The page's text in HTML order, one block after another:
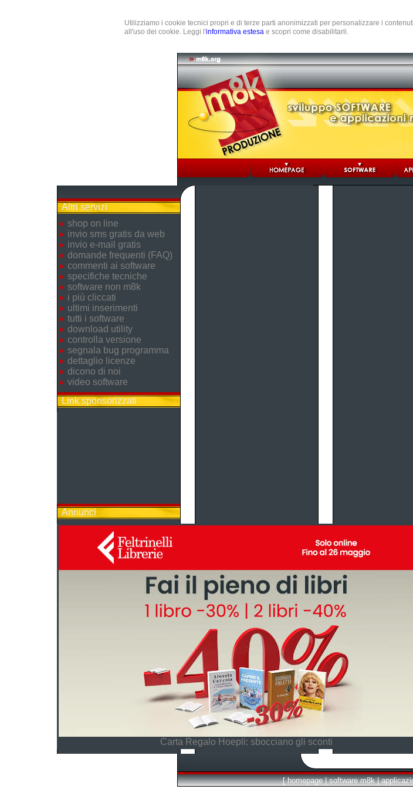
Utilizziamo i cookie tecnici propri e di terze parti anonimizzati per personalizzare i
all'uso dei cookie. Leggi l'informativa estesa e scopri come disabilitarli.
Altri servizi
shop on line
invio sms gratis da web
invio e-mail gratis
domande frequenti (FAQ)
commenti ai software
specifiche tecniche
software non m8k
i più cliccati
ultimi inserimenti
tutti i software
download utility
controlla versione
segnala bug programma
dettaglio licenze
dicono di noi
video software
Link sponsorizzati
Annunci
Carta Regalo Hoepli: sbocciano gli sconti
[ homepage | software m8k |